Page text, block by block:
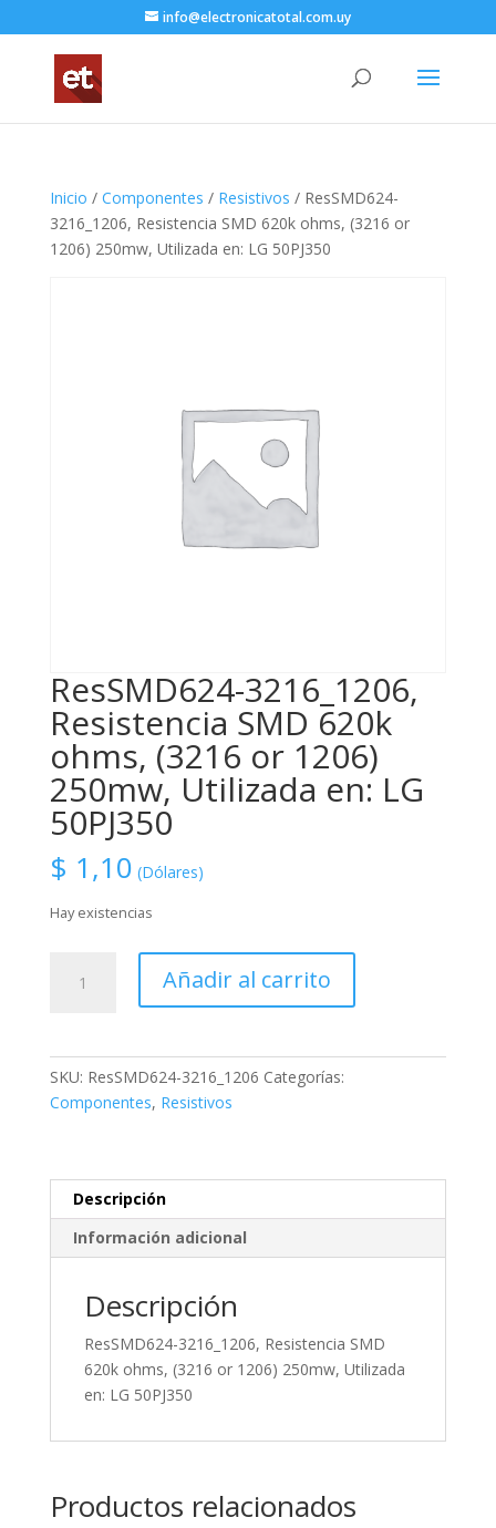
info@electronicatotal.com.uy
Inicio / Componentes / Resistivos / ResSMD624-
3216_1206, Resistencia SMD 620k ohms, (3216 or
1206) 250mw, Utilizada en: LG 50PJ350
ResSMD624-3216_1206,
Resistencia SMD 620k
ohms, (3216 or 1206)
250mw, Utilizada en: LG
50PJ350
$ 1,10 (Dólares)
Hay existencias
3216_1206,
(3216
250mw,
Utilizada
50PJ350
cantidad
Añadir al carrito
SKU: ResSMD624-3216_1206 Categorías:
Componentes, Resistivos
Descripción
Información adicional
Descripción
ResSMD624-3216_1206, Resistencia SMD
620k ohms, (3216 or 1206) 250mw, Utilizada
en: LG 50PJ350
Productos relacionados